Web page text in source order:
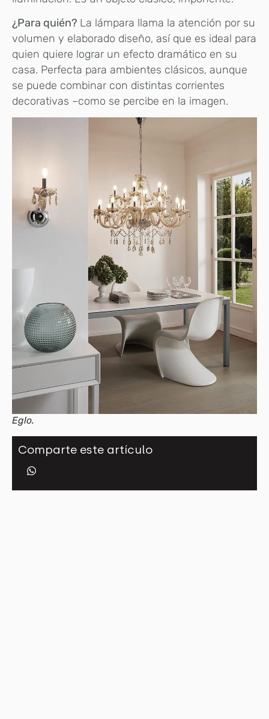
¿Para quién? La lámpara llama la atención por su
volumen y elaborado diseño, así que es ideal para
quien quiere lograr un efecto dramático en su
casa. Perfecta para ambientes clásicos, aunque
se puede combinar con distintas corrientes
decorativas –como se percibe en la imagen.
Eglo.
Comparte este artículo